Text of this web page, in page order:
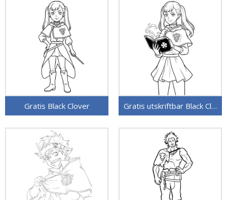
Gratis Black Clover Gratis utskriftbar Black Clover